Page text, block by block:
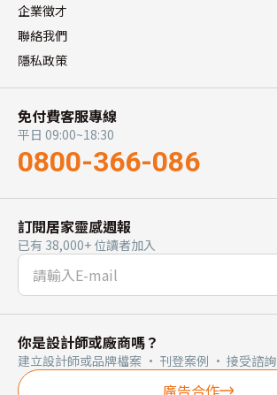
企業徵才
聯絡我們
隱私政策
免付費客服專線
平日 09:00~18:30
0800-366-086
訂閱居家靈感週報
已有 38,000+ 位讀者加入
你是設計師或廠商嗎？
建立設計師或品牌檔案 · 刊登案例 · 接受諮詢
廣告合作